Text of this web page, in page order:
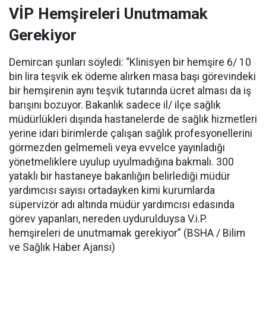
VİP Hemşireleri Unutmamak
Gerekiyor
Demircan şunları söyledi: “Klinisyen bir hemşire 6/ 10
bin lira teşvik ek ödeme alırken masa başı görevindeki
bir hemşirenin aynı teşvik tutarında ücret alması da iş
barışını bozuyor. Bakanlık sadece il/ ilçe sağlık
müdürlükleri dışında hastanelerde de sağlık hizmetleri
yerine idari birimlerde çalışan sağlık profesyonellerini
görmezden gelmemeli veya evvelce yayınladığı
yönetmeliklere uyulup uyulmadığına bakmalı. 300
yataklı bir hastaneye bakanlığın belirlediği müdür
yardımcısı sayısı ortadayken kimi kurumlarda
süpervizör adı altında müdür yardımcısı edasında
görev yapanları, nereden uydurulduysa V.i.P.
hemşireleri de unutmamak gerekiyor” (BSHA / Bilim
ve Sağlık Haber Ajansı)